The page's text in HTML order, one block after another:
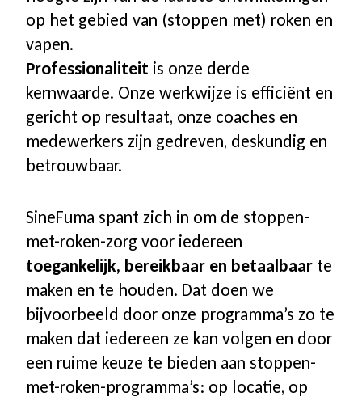
op het gebied van (stoppen met) roken en
vapen.
Professionaliteit is onze derde
kernwaarde. Onze werkwijze is efficiënt en
gericht op resultaat, onze coaches en
medewerkers zijn gedreven, deskundig en
betrouwbaar.
SineFuma spant zich in om de stoppen-
met-roken-zorg voor iedereen
toegankelijk, bereikbaar en betaalbaar te
maken en te houden. Dat doen we
bijvoorbeeld door onze programma’s zo te
maken dat iedereen ze kan volgen en door
een ruime keuze te bieden aan stoppen-
met-roken-programma’s: op locatie, op